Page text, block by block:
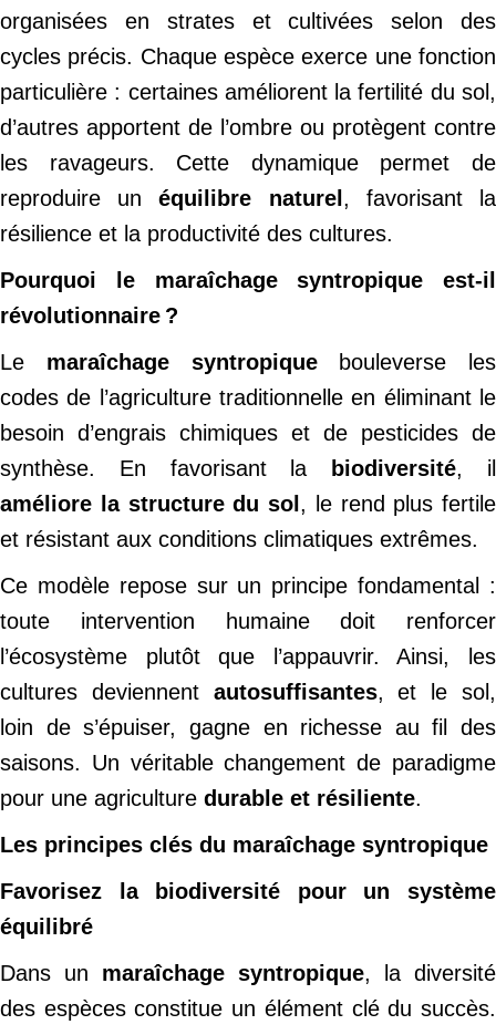
organisées en strates et cultivées selon des
cycles précis. Chaque espèce exerce une fonction
particulière : certaines améliorent la fertilité du sol,
d’autres apportent de l’ombre ou protègent contre
les ravageurs. Cette dynamique permet de
reproduire unéquilibre naturel , favorisant la
résilience et la productivité des cultures.
Pourquoi le maraîchage syntropique est-il
révolutionnaire ?
Le maraîchage syntropiquebouleverse les
codes de l’agriculture traditionnelle en éliminant le
besoin d’engrais chimiques et de pesticides de
synthèse. En favorisant la
biodiversité, il
améliore la structure du sol , le rend plus fertile
et résistant aux conditions climatiques extrêmes.
Ce modèle repose sur un principe fondamental :
toute intervention humaine doit renforcer
l’écosystème plutôt que l’appauvrir. Ainsi, les
cultures deviennent autosuffisantes, et le sol,
loin de s’épuiser, gagne en richesse au fil des
saisons. Un véritable changement de paradigme
pour une agriculture durable et résiliente.
Les principes clés du maraîchage syntropique
Favorisez la biodiversité pour un système
équilibré
Dans un maraîchage syntropique, la diversité
des espèces constitue un élément clé du succès.